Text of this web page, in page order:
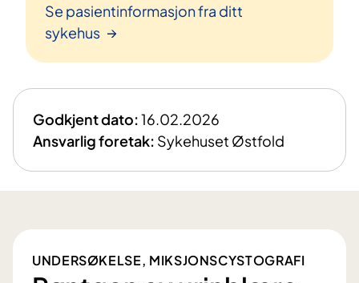
Se pasientinformasjon fra ditt
sykehus
Godkjent dato:16.02.2026
Ansvarlig foretak: Sykehuset Østfold
UNDERSØKELSE, MIKSJONSCYSTOGRAFI